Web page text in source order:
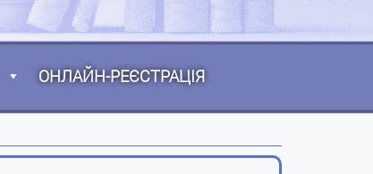
ОНЛАЙН-РЕЄСТРАЦІЯ